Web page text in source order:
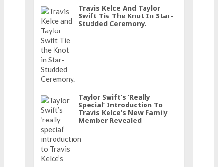
Travis Kelce And Taylor
Swift Tie The Knot In Star-
Studded Ceremony.
Taylor Swift’s ‘really
Special’ Introduction To
Travis Kelce’s New Family
Member Revealed